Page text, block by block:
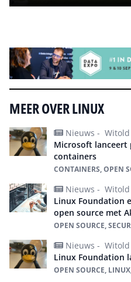
MEER OVER LINUX
Nieuws -
Microsoft lanceert
containers
CONTAINERS, OPEN
Nieuws -
Linux Foundation
open source met
OPEN SOURCE,
Nieuws -
Linux Foundation
OPEN SOURCE,